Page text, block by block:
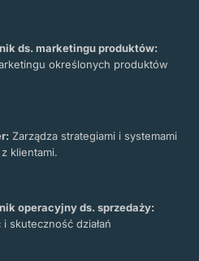
ds. marketingu produktów:
określonych produktów
Zarządza strategiami i systemami
klientami.
operacyjny ds. sprzedaży:
skuteczność działań